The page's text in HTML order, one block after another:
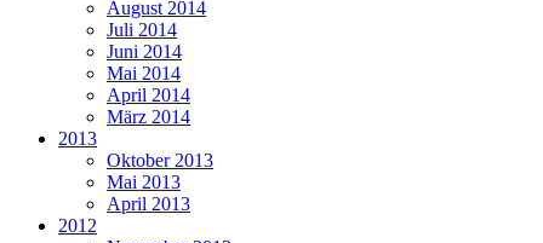
August 2014
Juli 2014
Juni 2014
Mai 2014
April 2014
März 2014
2013
Oktober 2013
Mai 2013
April 2013
2012